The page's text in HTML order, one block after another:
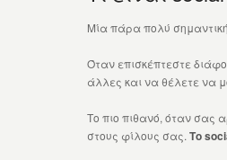
Μία πάρα πολύ
Όταν επισκέπτεστε
άλλες και να θέλετε να
Το πιο πιθανό, όταν σας
στους φίλους σας. Το